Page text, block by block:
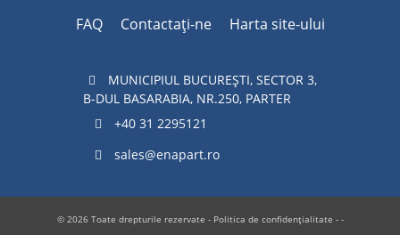
FAQ Contactaţi-ne Harta site-ului
MUNICIPIUL BUCUREŞTI, SECTOR 3,
B-DUL BASARABIA, NR.250, PARTER
+40 31 2295121
sales@enapart.ro
© 2026 Toate drepturile rezervate - Politica de confidențialitate - -